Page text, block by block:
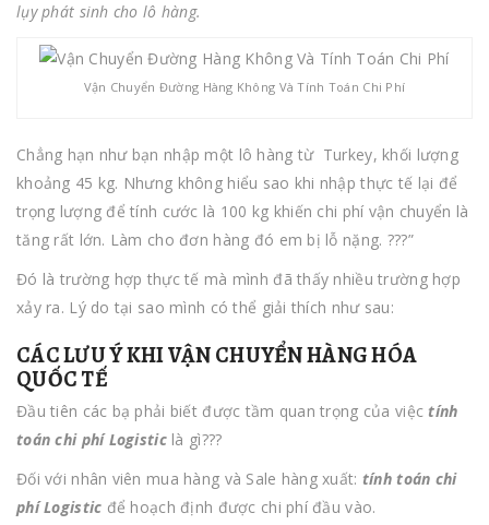
lụy phát sinh cho lô hàng.
Vận Chuyển Đường Hàng Không Và Tính Toán Chi Phí
Chẳng hạn như bạn nhập một lô hàng từ Turkey, khối lượng
khoảng 45 kg. Nhưng không hiểu sao khi nhập thực tế lại để
trọng lượng để tính cước là 100 kg khiến chi phí vận chuyển là
tăng rất lớn. Làm cho đơn hàng đó em bị lỗ nặng. ???”
Đó là trường hợp thực tế mà mình đã thấy nhiều trường hợp
xảy ra. Lý do tại sao mình có thể giải thích như sau:
CÁC LƯU Ý KHI VẬN CHUYỂN HÀNG HÓA
QUỐC TẾ
Đầu tiên các bạ phải biết được tầm quan trọng của việctính
toán chi phí Logisticlà gì???
Đối với nhân viên mua hàng và Sale hàng xuất: tính toán chi
phí Logistic để hoạch định được chi phí đầu vào.